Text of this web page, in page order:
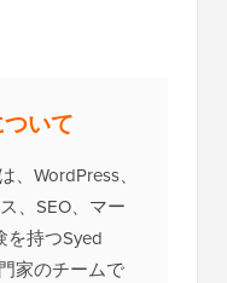
いて
WordPress、
、SEO、マー
を持つSyed
家のチームで